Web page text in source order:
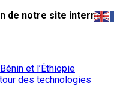
de notre site internet.
et l’Éthiopie
des technologies